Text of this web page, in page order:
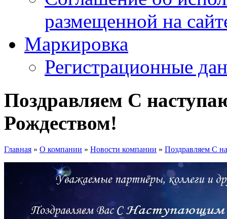
размещенной на
Маркировка
Регистрационные
Поздравляем С
Рождеством!
Главная » О компании » Новости компании » Поздравляем С